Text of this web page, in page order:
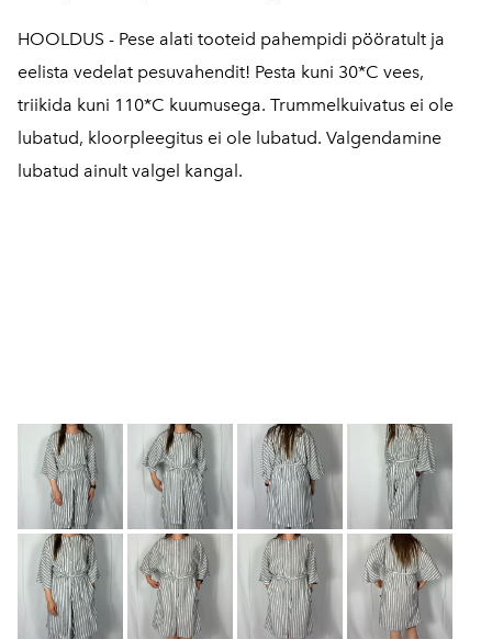
HOOLDUS - Pese alati tooteid pahempidi pööratult ja
eelista vedelat pesuvahendit! Pesta kuni 30*C vees,
triikida kuni 110*C kuumusega. Trummelkuivatus ei ole
lubatud, kloorpleegitus ei ole lubatud. Valgendamine
lubatud ainult valgel kangal.